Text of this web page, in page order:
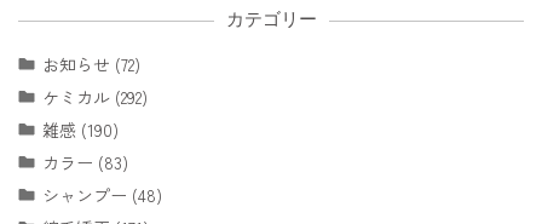
カテゴリー
お知らせ (72)
ケミカル (292)
雑感 (190)
カラー (83)
シャンプー (48)